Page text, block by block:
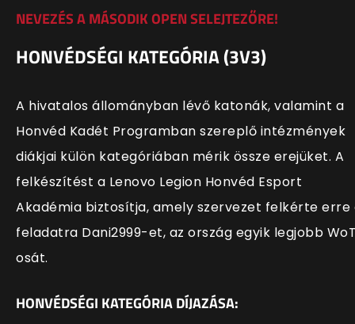
NEVEZÉS A MÁSODIK OPEN SELEJTEZŐRE!
HONVÉDSÉGI KATEGÓRIA (3V3)
A hivatalos állományban lévő katonák, valamint a
Honvéd Kadét Programban szereplő intézmények
diákjai külön kategóriában mérik össze erejüket. A
felkészítést a Lenovo Legion Honvéd Esport
Akadémia biztosítja, amely szervezet felkérte erre
feladatra Dani2999-et, az ország egyik legjobb
osát.
HONVÉDSÉGI KATEGÓRIA DÍJAZÁSA: